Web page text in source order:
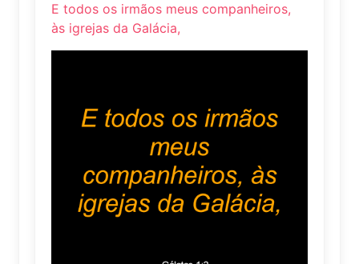
E todos os irmãos meus companheiros,
às igrejas da Galácia,